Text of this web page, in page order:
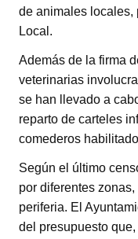
de animales locales,
Local.
Además de la firma
veterinarias
se han llevado a
reparto de carteles
comederos
Según el último
por diferentes
periferia. El
del presupuesto